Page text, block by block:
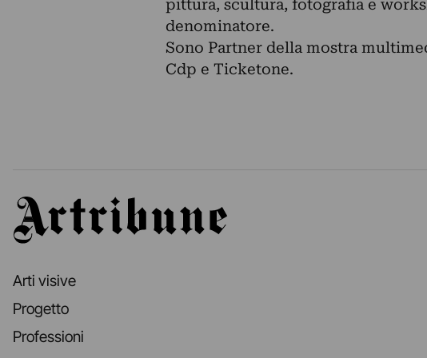
pittura, scultura, fotografia e
denominatore.
Sono Partner della mostra
Cdp e Ticketone.
Artribune
Arti visive
Progetto
Professioni